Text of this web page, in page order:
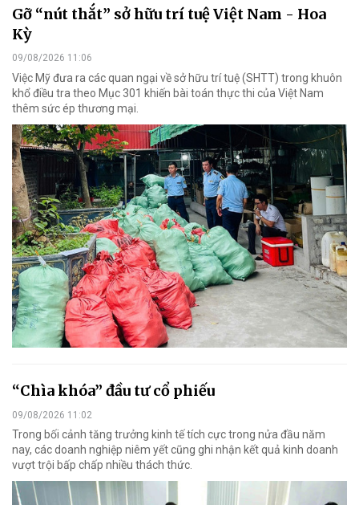
Gỡ “nút thắt” sở hữu trí tuệ Việt Nam - Hoa
Kỳ
09/08/2026 11:06
Việc Mỹ đưa ra các quan ngại về sở hữu trí tuệ (SHTT) trong khuôn
khổ điều tra theo Mục 301 khiến bài toán thực thi của Việt Nam
thêm sức ép thương mại.
“Chìa khóa” đầu tư cổ phiếu
09/08/2026 11:02
Trong bối cảnh tăng trưởng kinh tế tích cực trong nửa đầu năm
nay, các doanh nghiệp niêm yết cũng ghi nhận kết quả kinh doanh
vượt trội bấp chấp nhiều thách thức.